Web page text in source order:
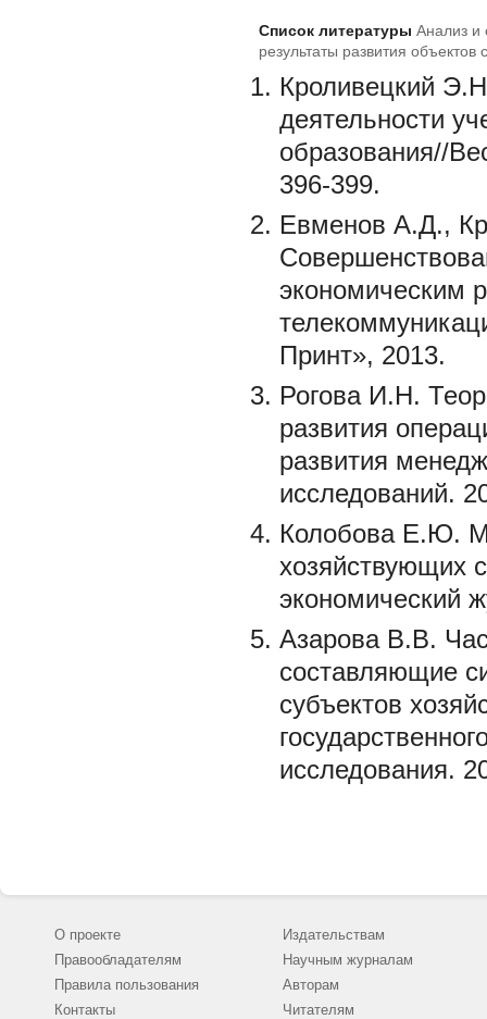
Список литературы Анализ и
результаты развития объектов
Кроливецкий
деятельности
образования//
396-399.
Евменов А.Д.,
экономическим
Принт», 2013.
Рогова И.Н.
развития
развития
исследований.
Колобова Е.Ю.
хозяйствующих
экономический
Азарова В.В.
составляющие
субъектов
исследования.
О проекте
Правообладателям
Правила пользования
Контакты
Издательствам
Научным журналам
Авторам
Читателям